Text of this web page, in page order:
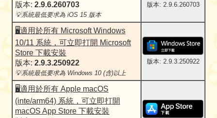
版本: 2.9.6.260703
💡系統最低要求為 iOS 15 版本
版本: 2.9.6.260703
🖥️適用於所有 Microsoft Windows
10/11 系統，可立即打開 Microsoft
Store 下載安裝
版本: 2.9.3.250922
💡系統最低要求為 Windows 10 (含)以上
版本: 2.9.3.250922
🖥️適用於所有 Apple macOS
(inte/arm64) 系統，可立即打開
macOS App Store 下載安裝